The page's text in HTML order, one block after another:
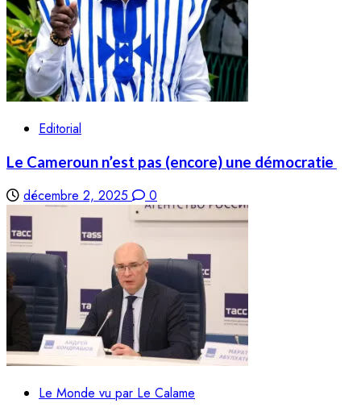
Editorial
Le Cameroun n’est pas (encore) une démocratie
décembre 2, 2025 0
Le Monde vu par Le Calame